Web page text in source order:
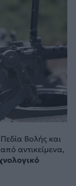
Βολής και
αντικείμενα,